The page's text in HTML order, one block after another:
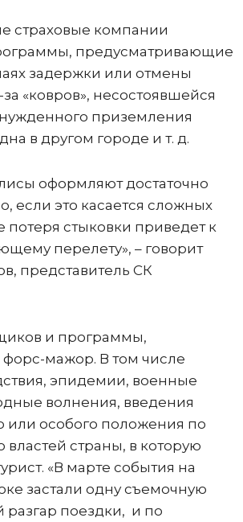
страховые компании
предусматривающие
задержки или отмены
«ковров», несостоявшейся
приземления
в другом городе и т. д.
оформляют достаточно
если это касается сложных
потеря стыковки приведет к
перелету», – говорит
представитель СК
и программы,
мажор. В том числе
эпидемии, военные
волнения, введения
или особого положения по
страны, в которую
«В марте события на
застали одну съемочную
разгар поездки, и по